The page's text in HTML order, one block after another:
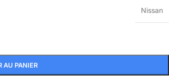
Nissan
AU PANIER